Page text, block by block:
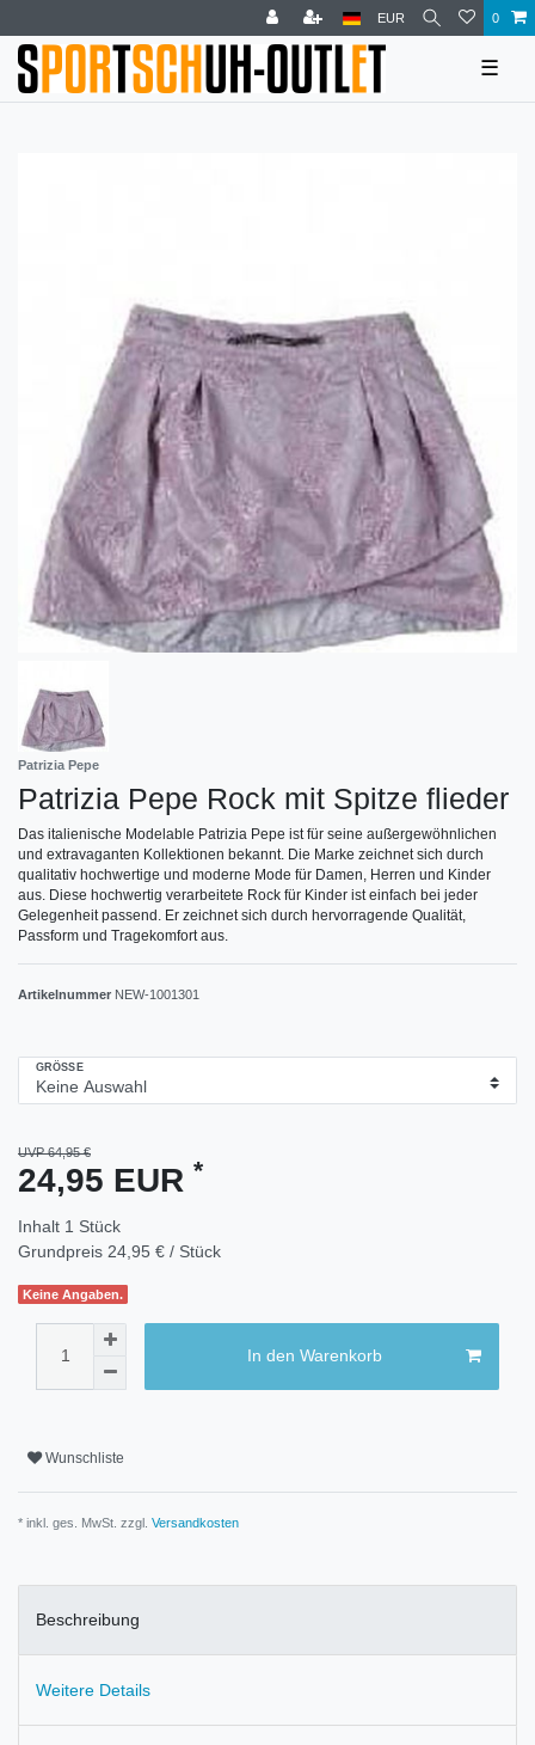
EUR 0
☰
Patrizia Pepe
Patrizia Pepe Rock mit Spitze flieder
Das italienische Modelable Patrizia Pepe ist für seine außergewöhnlichen
und extravaganten Kollektionen bekannt. Die Marke zeichnet sich durch
qualitativ hochwertige und moderne Mode für Damen, Herren und Kinder
aus. Diese hochwertig verarbeitete Rock für Kinder ist einfach bei jeder
Gelegenheit passend. Er zeichnet sich durch hervorragende Qualität,
Passform und Tragekomfort aus.
Artikelnummer NEW-1001301
GRÖSSE
UVP 64,95 €
24,95 EUR *
Inhalt 1 Stück
Grundpreis 24,95 € / Stück
Keine Angaben.
In den Warenkorb
Wunschliste
* inkl. ges. MwSt. zzgl. Versandkosten
Beschreibung
Weitere Details